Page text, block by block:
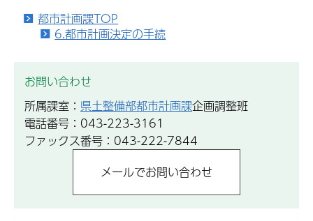
都市計画課TOP
6.都市計画決定の手続
お問い合わせ
所属課室： 県土整備部都市計画課企画調整班
電話番号：043-223-3161
ファックス番号：043-222-7844